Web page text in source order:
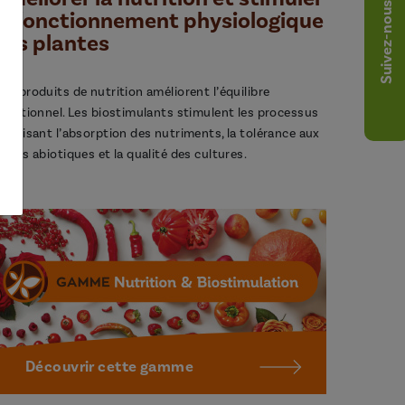
le fonctionnement physiologique
des plantes
Nos produits de nutrition améliorent l’équilibre
nutritionnel. Les biostimulants stimulent les processus
l’absorption des nutriments, la tolérance aux
stress abiotiques et la qualité des cultures.
Découvrir cette gamme
Suivez-nous